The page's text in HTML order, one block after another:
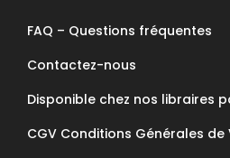
FAQ – Questions fréquentes
Contactez-nous
Disponible chez nos libraires
CGV Conditions Générales de